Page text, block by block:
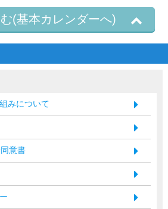
(基本カレンダーへ)
みについて
意書